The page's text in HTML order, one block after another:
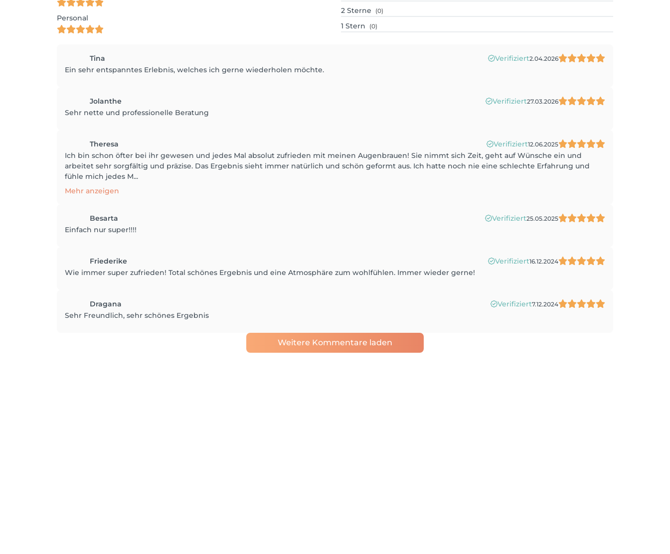
Personal
2 Sterne (0)
1 Stern (0)
Tina Verifiziert2.04.2026
Ein sehr entspanntes Erlebnis, welches ich gerne wiederholen möchte.
Jolanthe Verifiziert27.03.2026
Sehr nette und professionelle Beratung
Theresa Verifiziert12.06.2025
Ich bin schon öfter bei ihr gewesen und jedes Mal absolut zufrieden mit meinen Augenbrauen! Sie nimmt sich Zeit, geht auf Wünsche ein und
arbeitet sehr sorgfältig und präzise. Das Ergebnis sieht immer natürlich und schön geformt aus. Ich hatte noch nie eine schlechte Erfahrung und
fühle mich jedes M...
Mehr anzeigen
Besarta Verifiziert25.05.2025
Einfach nur super!!!!
Friederike Verifiziert16.12.2024
Wie immer super zufrieden! Total schönes Ergebnis und eine Atmosphäre zum wohlfühlen. Immer wieder gerne!
Dragana Verifiziert7.12.2024
Sehr Freundlich, sehr schönes Ergebnis
Weitere Kommentare laden